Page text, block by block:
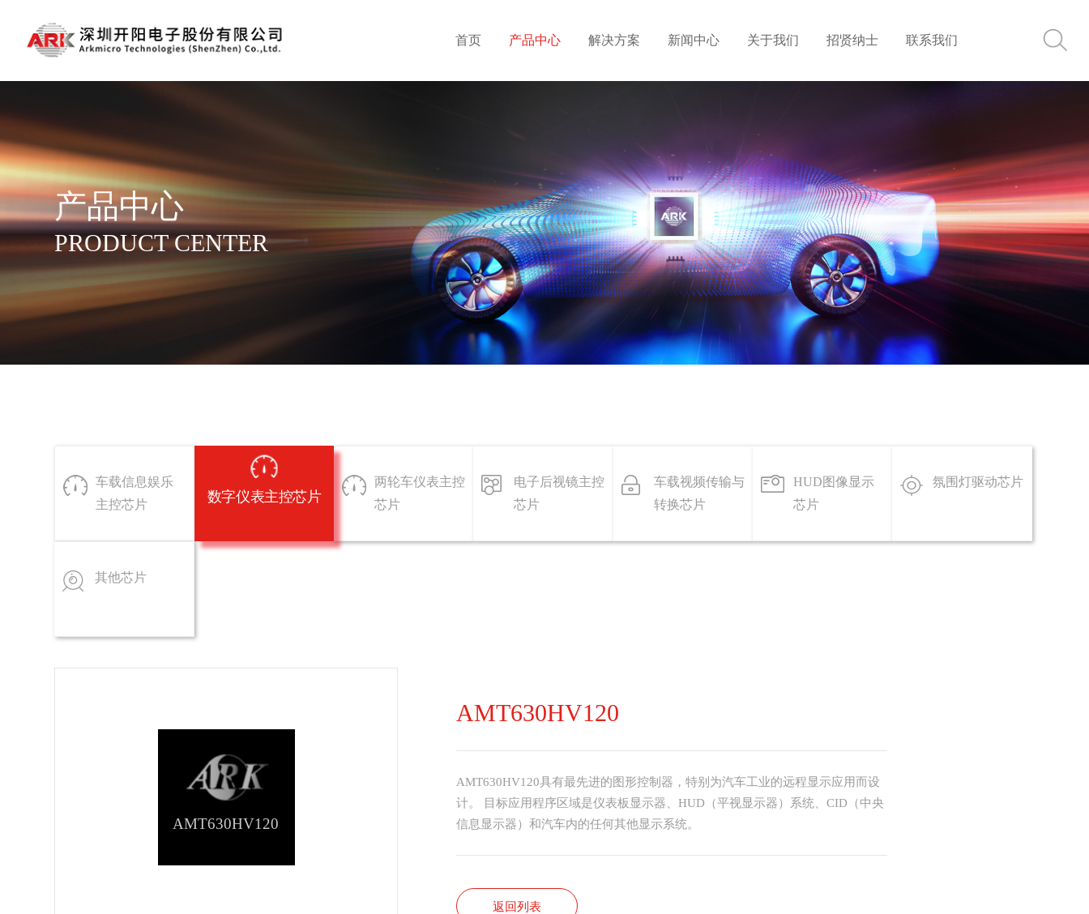
首页 产品中心 解决方案 新闻中心 关于我们 招贤纳士 联系我们
产品中心
PRODUCT CENTER
车载信息娱乐
主控芯片
数字仪表主控芯片
两轮车仪表主控
芯片
电子后视镜主控
芯片
车载视频传输与
转换芯片
HUD图像显示
芯片
氛围灯驱动芯片
其他芯片
AMT630HV120
AMT630HV120
AMT630HV120具有最先进的图形控制器，特别为汽车工业的远程显示应用而设
计。 目标应用程序区域是仪表板显示器、HUD（平视显示器）系统、CID（中央
信息显示器）和汽车内的任何其他显示系统。
返回列表